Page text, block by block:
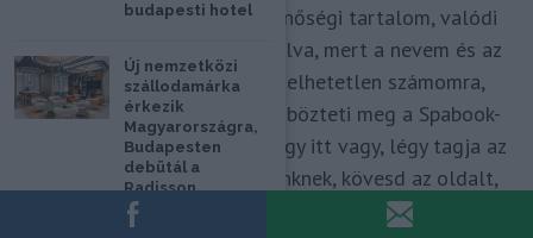
leellenőrzött, hiteles és minőségi tartalom, valódi
hozzáértéssel megkomponálva, mert a nevem és az
arcom adom hozzá. Elképzelhetetlen számomra,
hogy ne így tegyek. Ez különbözteti meg a Spabook-
ot a netes zajban. Örülök, hogy itt vagy, légy tagja az
utazást szerető Közösségünknek, kövesd az oldalt,
szólj hozzá a Facebook-on és várunk szeretettel zárt
budapesti hotel
Új nemzetközi
szállodamárka
érkezik
Magyarországra,
Budapesten
debütál a
Radisson
Individuals